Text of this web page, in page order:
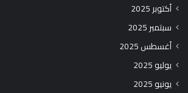
أكتوبر 2025
سبتمبر 2025
أغسطس 2025
يوليو 2025
يونيو 2025